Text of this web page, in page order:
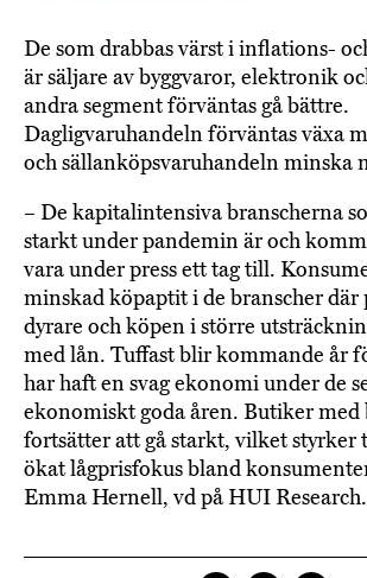
De som drabbas värst i inflations-
är säljare av byggvaror, elektronik
andra segment förväntas gå bättre.
Dagligvaruhandeln förväntas växa
och sällanköpsvaruhandeln minska
– De kapitalintensiva branscherna
starkt under pandemin är och
vara under press ett tag till.
minskad köpaptit i de branscher
dyrare och köpen i större
med lån. Tuffast blir kommande år
har haft en svag ekonomi under de
ekonomiskt goda åren. Butiker
fortsätter att gå starkt, vilket styrker
ökat lågprisfokus bland
Emma Hernell, vd på HUI Research.